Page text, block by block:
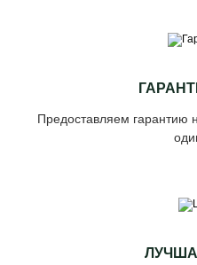
Предоставляем гарантию